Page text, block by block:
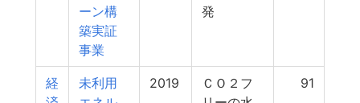
ーン構
築実証
事業
発
経
未利用
2019
ＣＯ２フ
91